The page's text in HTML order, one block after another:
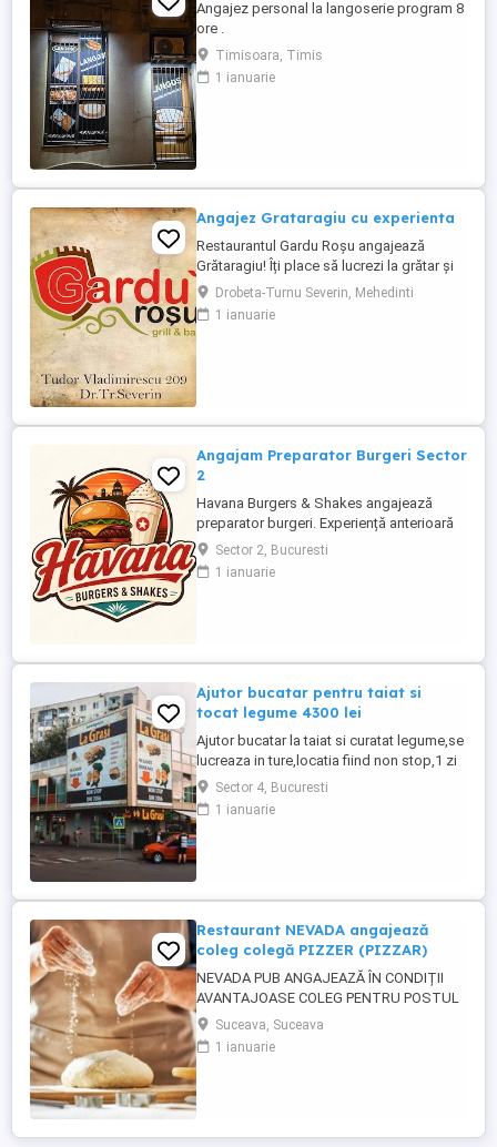
Angajez personal la langoserie program 8
ore .
Timisoara, Timis
1 ianuarie
Angajez Grataragiu cu experienta
Restaurantul Gardu Roșu angajează
Grătaragiu! Îți place să lucrezi la grătar și
să pregătești preparate gustoase pe
cărbuni? Alătură-te echipei noastre!
Căutăm un grătaragiu pentru grătar pe
Drobeta-Turnu Severin, Mehedinti
1 ianuarie
Angajam Preparator Burgeri Sector
2
Havana Burgers & Shakes angajează
preparator burgeri. Experiență anterioară
în burger shop fast-food OBLIGATORIE
Persoană rapidă, serioasă și organizată
Cunoștințe de lucru pe grill și asamblare
Sector 2, Bucuresti
1 ianuarie
Ajutor bucatar pentru taiat si
tocat legume 4300 lei
Ajutor bucatar la taiat si curatat legume,se
lucreaza in ture,locatia fiind non stop,1 zi
da 1 zi nu,locatia se afla in sectorul 4,se
acorda 1 masa calda zilnic,cartieru
Berceni,cu experienta salariul 4300 lei net
Sector 4, Bucuresti
1 ianuarie
Restaurant NEVADA angajează
coleg colegă PIZZER (PIZZAR)
NEVADA PUB ANGAJEAZĂ ÎN CONDIȚII
AVANTAJOASE COLEG PENTRU POSTUL
DE PIZZER (PIZZAR). CĂUTĂM UN COLEG
CARE A MAI LUCRAT ÎN DOMENIU, CU
EXPERIENTĂ ÎN PERPARAREA PIZZA.
rețetar; - persoană curată, ...
Suceava, Suceava
1 ianuarie